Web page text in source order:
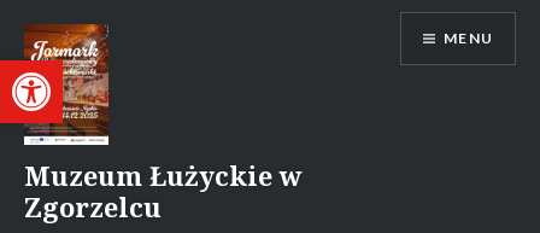
Otwórz pasek narzędzi
treści
Muzeum Łużyckie w
Zgorzelcu
MENU